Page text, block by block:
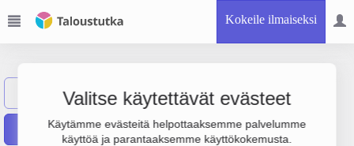
Kokeile ilmaiseksi
Valitse käytettävät evästeet
Käytämme evästeitä helpottaaksemme palvelumme
käyttöä ja parantaaksemme käyttökokemusta.
Näytä haku Muototerä Oy
Raportit